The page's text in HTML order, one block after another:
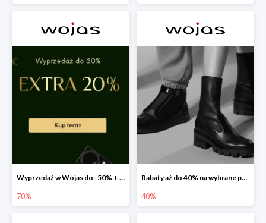
Wyprzedaż w Wojas do -50% + extra 20% rabatu na wszystko
70%
Rabaty aż do 40% na wybrane produkty!
40%